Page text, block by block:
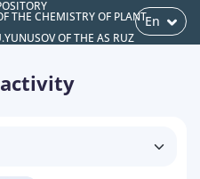
THE CHEMISTRY OF PLANT
OF THE AS RUZ
En